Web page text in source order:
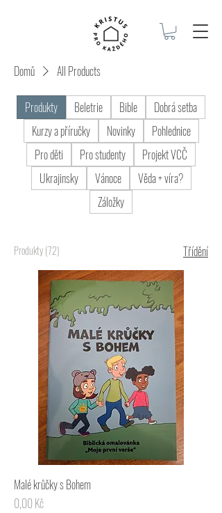
Domů All Products
Produkty Beletrie Bible
Dobrá setba
Kurzy a příručky
Novinky
Pohlednice
Pro děti
Pro studenty
Projekt VCČ
Ukrajinsky
Vánoce
Věda + víra?
Záložky
Produkty (72) Třídění
Malé krůčky s Bohem
Cena
0,00 Kč